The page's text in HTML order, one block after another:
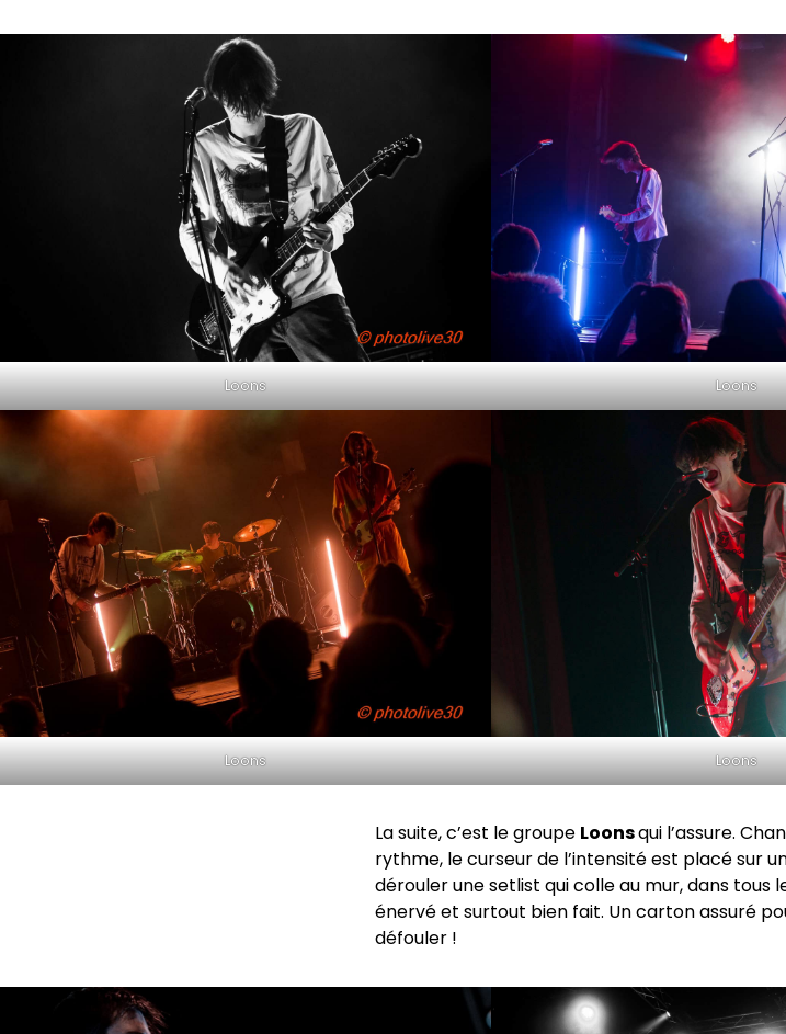
Loons Loons
Loons Loons
La suite, c’est le groupe Loonsqui l’assure.
rythme, le curseur de l’intensité est placé sur
dérouler une setlist qui colle au mur, dans tous
énervé et surtout bien fait. Un carton assuré
défouler !